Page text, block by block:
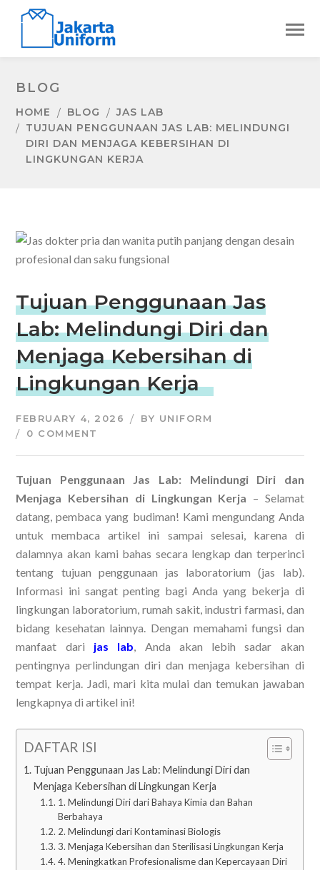
BLOG
HOME BLOG
JAS LAB
TUJUAN PENGGUNAAN JAS LAB: MELINDUNGI
DIRI DAN MENJAGA KEBERSIHAN DI
LINGKUNGAN KERJA
Tujuan Penggunaan Jas
Lab: Melindungi Diri dan
Menjaga Kebersihan di
Lingkungan Kerja
FEBRUARY 4, 2026 BY UNIFORM
0 COMMENT
Tujuan Penggunaan Jas Lab: Melindungi Diri dan
Menjaga Kebersihan di Lingkungan Kerja – Selamat
datang, pembaca yang budiman! Kami mengundang Anda
untuk membaca artikel ini sampai selesai, karena di
dalamnya akan kami bahas secara lengkap dan terperinci
tentang tujuan penggunaan jas laboratorium (jas lab).
Informasi ini sangat penting bagi Anda yang bekerja di
lingkungan laboratorium, rumah sakit, industri farmasi, dan
bidang kesehatan lainnya. Dengan memahami fungsi dan
manfaat dari jas lab, Anda akan lebih sadar akan
pentingnya perlindungan diri dan menjaga kebersihan di
tempat kerja. Jadi, mari kita mulai dan temukan jawaban
lengkapnya di artikel ini!
DAFTAR ISI
Tujuan Penggunaan Jas Lab: Melindungi Diri dan
Menjaga Kebersihan di Lingkungan Kerja
1. Melindungi Diri dari Bahaya Kimia dan Bahan
Berbahaya
2. Melindungi dari Kontaminasi Biologis
3. Menjaga Kebersihan dan Sterilisasi Lingkungan Kerja
4. Meningkatkan Profesionalisme dan Kepercayaan Diri